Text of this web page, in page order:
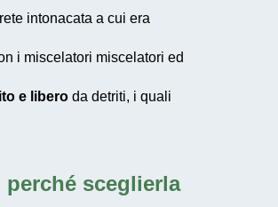
intonacata a cui era
i miscelatori miscelatori ed
e libero da detriti, i quali
perché sceglierla